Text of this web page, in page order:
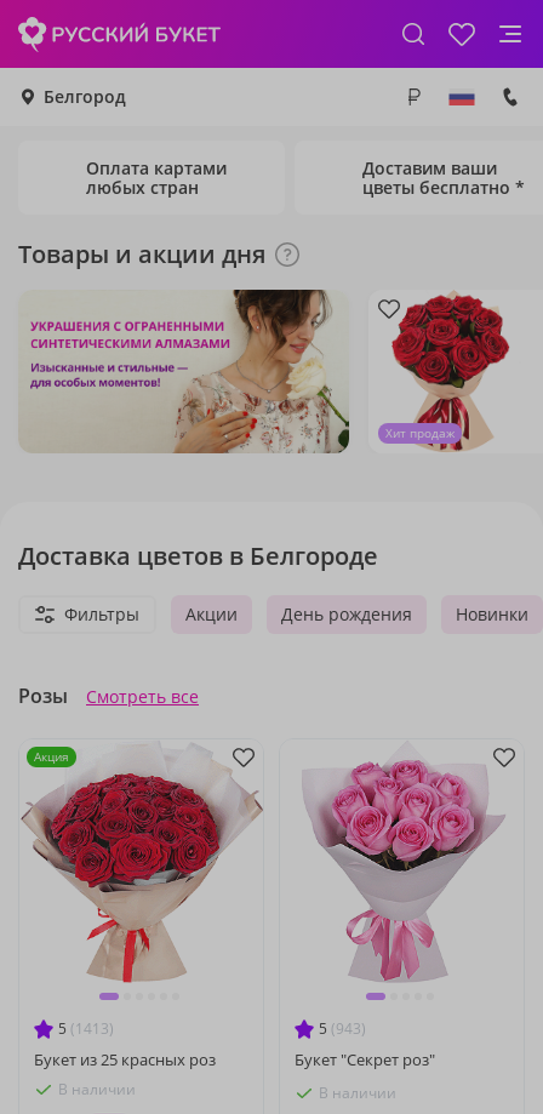
Белгород
Оплата картами
любых стран
Доставим ваши
цветы бесплатно *
Товары и акции дня
Хит продаж
Доставка цветов в Белгороде
Акции День рождения Новинки
Фильтры
Розы Смотреть все
5 (1413)
Букет из 25 красных роз
В наличии
Акция
5 (943)
Букет "Секрет роз"
В наличии